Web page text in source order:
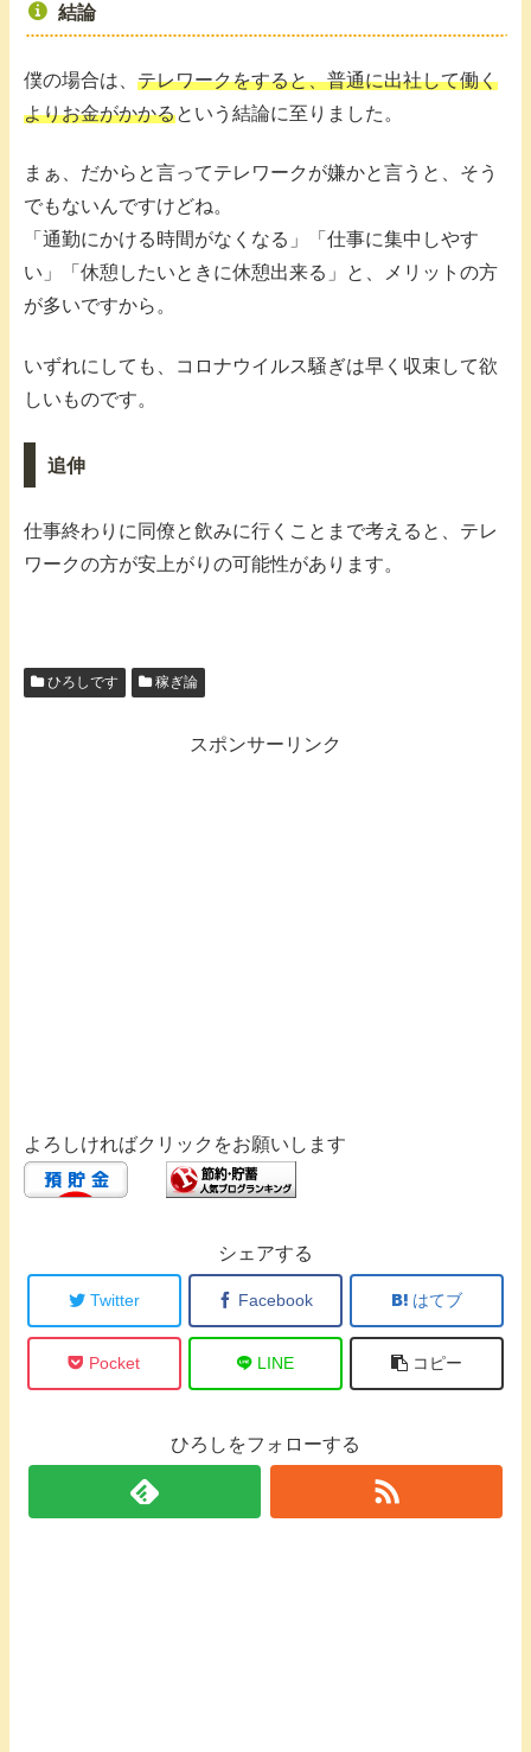
結論
僕の場合は、 テレワークをすると、普通に出社して働く
よりお金がかかるという結論に至りました。
まぁ、だからと言ってテレワークが嫌かと言うと、そう
でもないんですけどね。
「通勤にかける時間がなくなる」「仕事に集中しやす
い」「休憩したいときに休憩出来る」と、メリットの方
が多いですから。
いずれにしても、コロナウイルス騒ぎは早く収束して欲
しいものです。
追伸
仕事終わりに同僚と飲みに行くことまで考えると、テレ
ワークの方が安上がりの可能性があります。
ひろしです 稼ぎ論
スポンサーリンク
よろしければクリックをお願いします
シェアする
Twitter Facebook はてブ
Pocket LINE コピー
ひろしをフォローする